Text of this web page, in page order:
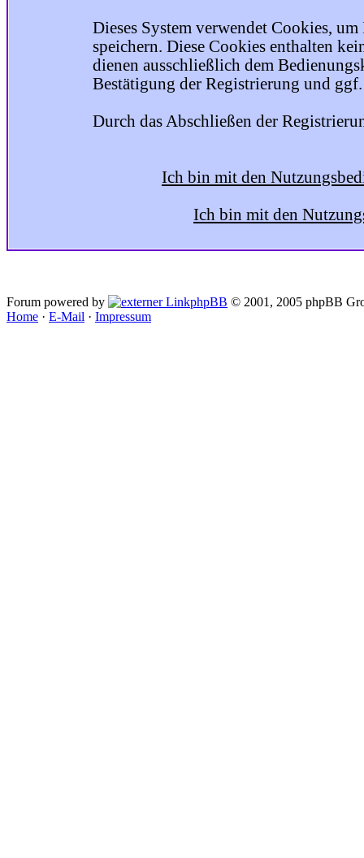
Dieses System verwendet Cookies,
speichern. Diese Cookies enthalten
dienen ausschließlich dem
Bestätigung der Registrierung und ggf.
Durch das Abschließen der
Ich bin mit den
Ich bin mit den
Forum powered by phpBB © 2001, 2005 phpBB
Home · E-Mail · Impressum